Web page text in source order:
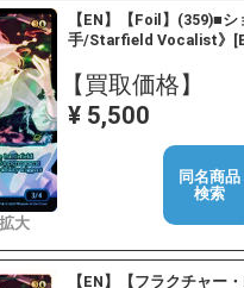
【EN】【Foil】(359)■
手/Starfield Vocalist》
【買取価格】
¥ 5,500
同名商品
検索
【EN】【フラクチャー